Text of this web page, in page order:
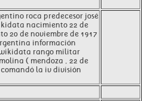
roca predecesor josé
nacimiento 22 de
20 de noviembre de 1917
información
rango militar
( mendoza , 22 de
la iv división